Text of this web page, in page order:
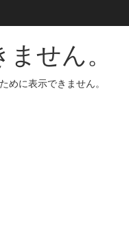
せん。
めに表示できません。